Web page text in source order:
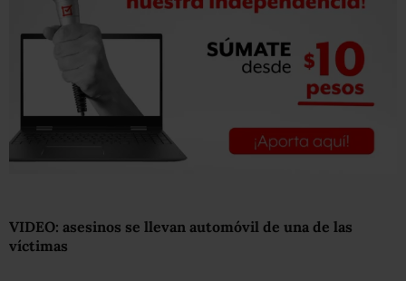
VIDEO: asesinos se llevan automóvil de una de las
víctimas